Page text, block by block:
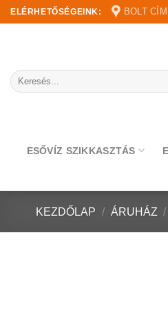
Skip
to
ELÉRHETŐSÉGEINK: BOLT
Keresés
a
ESŐVÍZ SZIKKASZTÁS
KEZDŐLAP / ÁRUHÁZ /